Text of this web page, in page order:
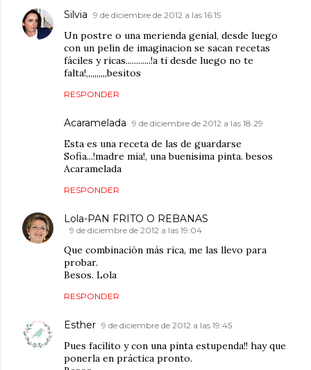
Silvia 9 de diciembre de 2012 a las 16:15
Un postre o una merienda genial, desde luego
con un pelin de imaginacion se sacan recetas
fáciles y ricas............!a ti desde luego no te
falta!,,,,,,,,,,besitos
RESPONDER
Acaramelada 9 de diciembre de 2012 a las 18:29
Esta es una receta de las de guardarse
Sofia...!madre mia!, una buenisima pinta. besos
Acaramelada
RESPONDER
Lola-PAN FRITO O REBANAS
9 de diciembre de 2012 a las 19:04
Que combinación más rica, me las llevo para
probar.
Besos. Lola
RESPONDER
Esther 9 de diciembre de 2012 a las 19:45
Pues facilito y con una pinta estupenda!! hay que
ponerla en práctica pronto.